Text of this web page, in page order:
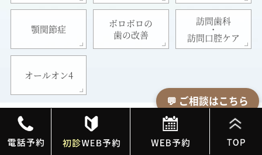
顎関節症
ボロボロの
歯の改善
訪問歯科
・
訪問口腔ケア
オールオン4
💬 ご相談はこちら